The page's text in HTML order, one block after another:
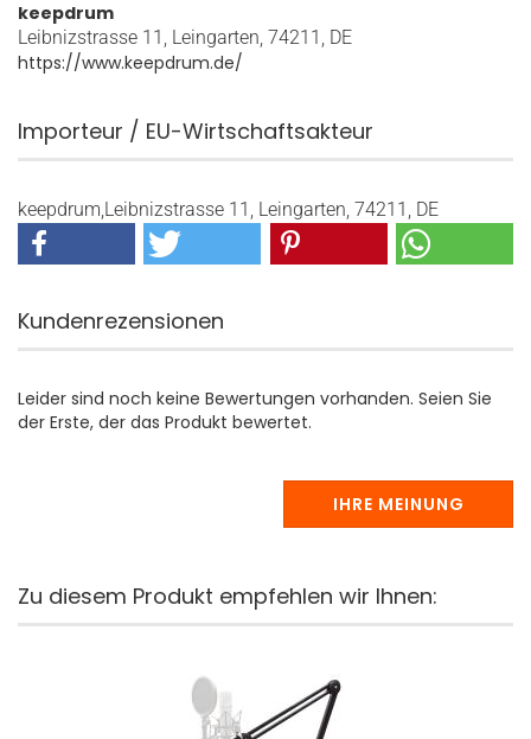
keepdrum
Leibnizstrasse 11, Leingarten, 74211, DE
https://www.keepdrum.de/
Importeur / EU-Wirtschaftsakteur
keepdrum,Leibnizstrasse 11, Leingarten, 74211, DE
Kundenrezensionen
Leider sind noch keine Bewertungen vorhanden. Seien Sie
der Erste, der das Produkt bewertet.
IHRE MEINUNG
Zu diesem Produkt empfehlen wir Ihnen: